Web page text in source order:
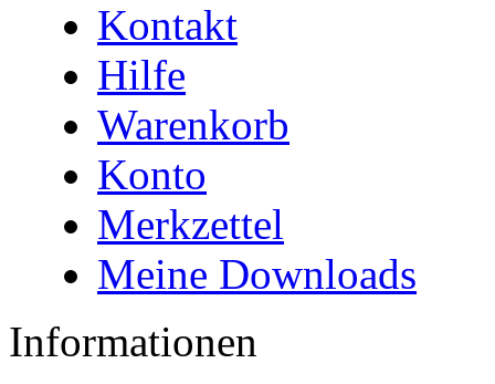
Kontakt
Hilfe
Warenkorb
Konto
Merkzettel
Meine Downloads
Informationen